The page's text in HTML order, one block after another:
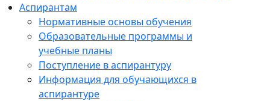
Аспирантам
Нормативные основы обучения
Образовательные программы и
учебные планы
Поступление в аспирантуру
Информация для обучающихся в
аспирантуре